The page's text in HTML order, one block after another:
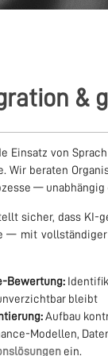
&
Einsatz von
Wir beraten
—
sicher, dass KI-
— mit vollständiger
Bewertung:
bleibt
Aufbau
Modellen,
ein.